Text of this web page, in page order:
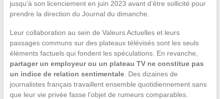
jusqu’à son licenciement en juin 2023 avant d’être sollicité pour
prendre la direction du Journal du dimanche.
Leur collaboration au sein de Valeurs Actuelles et leurs
passages communs sur des plateaux télévisés sont les seuls
éléments factuels qui fondent les spéculations. En revanche,
partager un employeur ou un plateau TV ne constitue pas
un indice de relation sentimentale. Des dizaines de
journalistes français travaillent ensemble quotidiennement sans
que leur vie privée fasse l’objet de rumeurs comparables.